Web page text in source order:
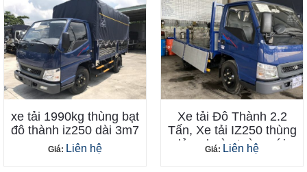
xe tải 1990kg thùng bạt
đô thành iz250 dài 3m7
Giá: Liên hệ
Xe tải Đô Thành 2.2
Tấn, Xe tải IZ250 thùng
lửng hoàn toàn mới
Giá: Liên hệ